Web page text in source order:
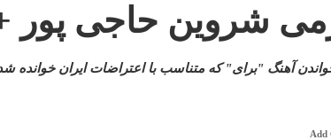
شروین حاجی پور
آهنگ "برای" که متناسب با اعتراضات ایران
Add